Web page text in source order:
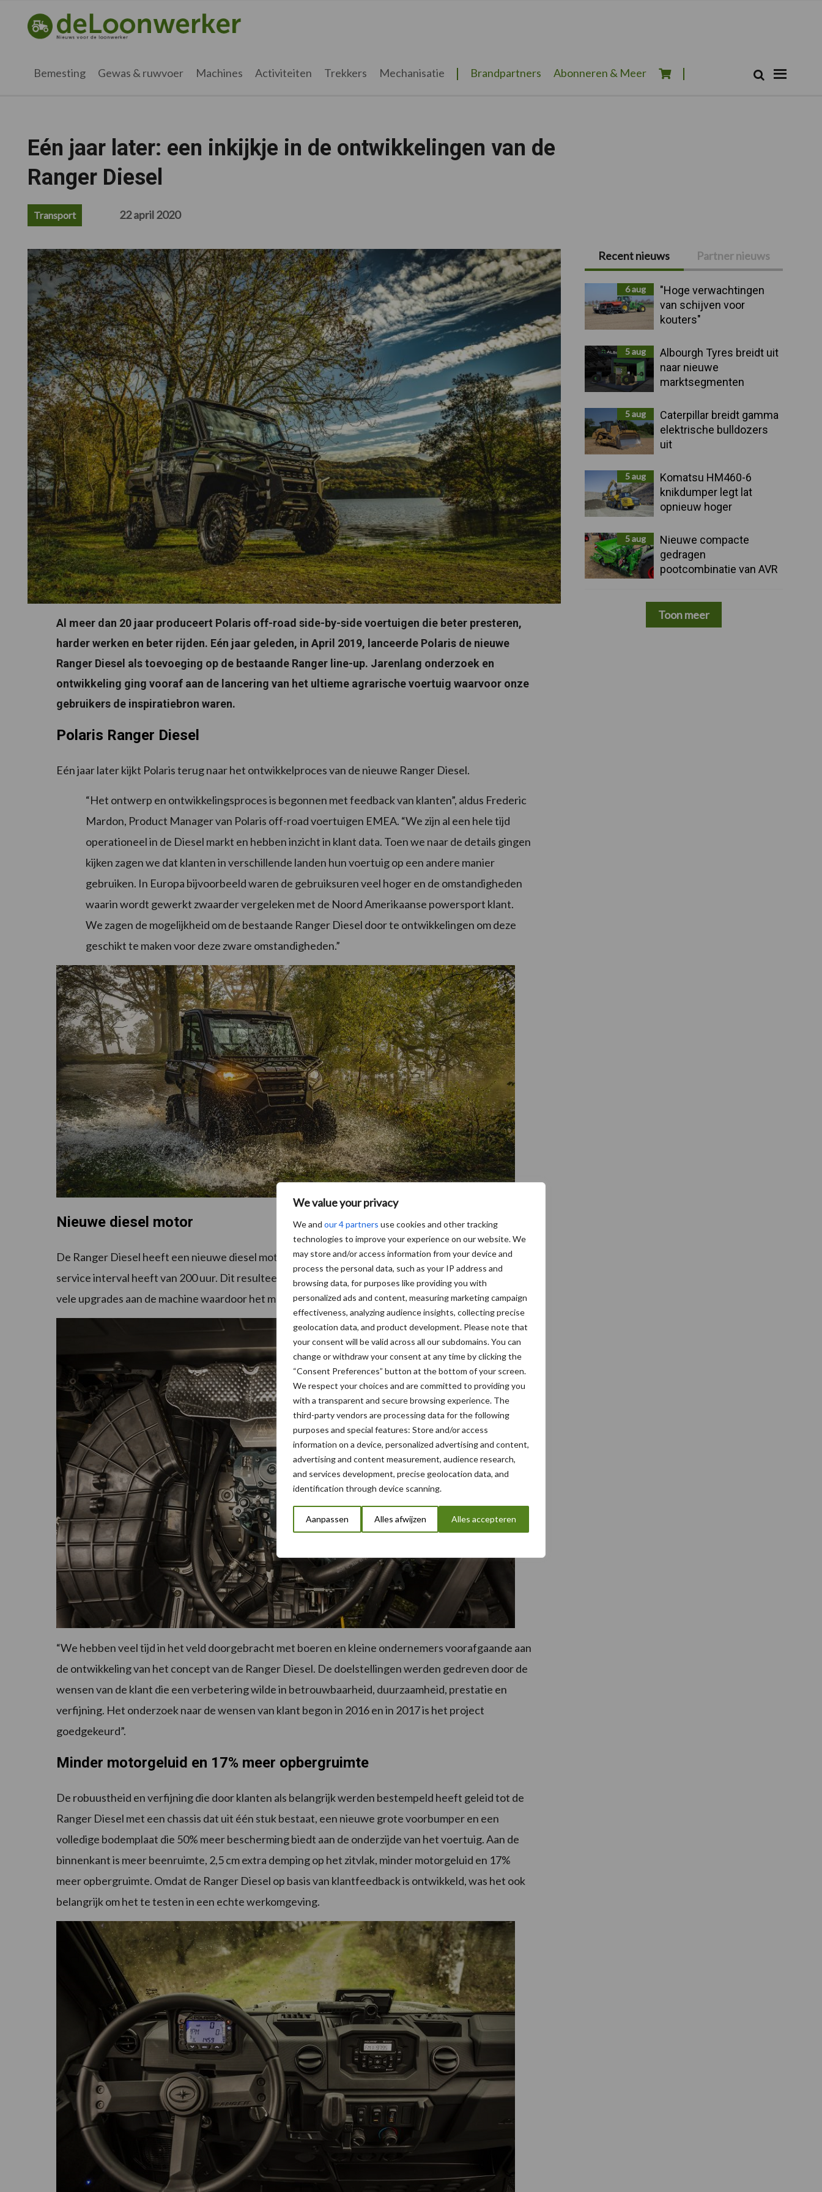
We value your privacy
We and our 4 partners use cookies and other tracking
technologies to improve your experience on our website. We
may store and/or access information from your device and
process the personal data, such as your IP address and
browsing data, for purposes like providing you with
personalized ads and content, measuring marketing campaign
effectiveness, analyzing audience insights, collecting precise
geolocation data, and product development. Please note that
your consent will be valid across all our subdomains. You can
change or withdraw your consent at any time by clicking the
“Consent Preferences” button at the bottom of your screen.
We respect your choices and are committed to providing you
with a transparent and secure browsing experience. The
third-party vendors are processing data for the following
purposes and special features: Store and/or access
information on a device, personalized advertising and content,
advertising and content measurement, audience research,
and services development, precise geolocation data, and
identification through device scanning.
Aanpassen Alles afwijzen Alles accepteren
hoofdnavigatie
hoofd
eerste
voettekst
deloonwerker.nl
Bemesting Gewas & ruwvoer Machines Activiteiten Trekkers Mechanisatie Brandpartners Abonneren & Meer Zoek
Eén jaar later: een inkijkje in de ontwikkelingen van de
Ranger Diesel
Transport 22 april 2020
Al meer dan 20 jaar produceert Polaris off-road side-by-side voertuigen die beter presteren,
harder werken en beter rijden. Eén jaar geleden, in April 2019, lanceerde Polaris de nieuwe
Ranger Diesel als toevoeging op de bestaande Ranger line-up. Jarenlang onderzoek en
ontwikkeling ging vooraf aan de lancering van het ultieme agrarische voertuig waarvoor onze
gebruikers de inspiratiebron waren.
Polaris Ranger Diesel
Eén jaar later kijkt Polaris terug naar het ontwikkelproces van de nieuwe Ranger Diesel.
“Het ontwerp en ontwikkelingsproces is begonnen met feedback van klanten”, aldus Frederic
Mardon, Product Manager van Polaris off-road voertuigen EMEA. “We zijn al een hele tijd
operationeel in de Diesel markt en hebben inzicht in klant data. Toen we naar de details gingen
kijken zagen we dat klanten in verschillende landen hun voertuig op een andere manier
gebruiken. In Europa bijvoorbeeld waren de gebruiksuren veel hoger en de omstandigheden
waarin wordt gewerkt zwaarder vergeleken met de Noord Amerikaanse powersport klant.
We zagen de mogelijkheid om de bestaande Ranger Diesel door te ontwikkelingen om deze
geschikt te maken voor deze zware omstandigheden.”
Nieuwe diesel motor
De Ranger Diesel heeft een nieuwe diesel motor die extreme duurzaam en krachtiger is en een
service interval heeft van 200 uur. Dit resulteert in lagere kosten voor de eigenaar. Dit is één van de
vele upgrades aan de machine waardoor het meer geschikt werd voor de internationale markt.
“We hebben veel tijd in het veld doorgebracht met boeren en kleine ondernemers voorafgaande aan
de ontwikkeling van het concept van de Ranger Diesel. De doelstellingen werden gedreven door de
wensen van de klant die een verbetering wilde in betrouwbaarheid, duurzaamheid, prestatie en
verfijning. Het onderzoek naar de wensen van klant begon in 2016 en in 2017 is het project
goedgekeurd”.
Minder motorgeluid en 17% meer opbergruimte
De robuustheid en verfijning die door klanten als belangrijk werden bestempeld heeft geleid tot de
Ranger Diesel met een chassis dat uit één stuk bestaat, een nieuwe grote voorbumper en een
volledige bodemplaat die 50% meer bescherming biedt aan de onderzijde van het voertuig. Aan de
binnenkant is meer beenruimte, 2,5 cm extra demping op het zitvlak, minder motorgeluid en 17%
meer opbergruimte. Omdat de Ranger Diesel op basis van klantfeedback is ontwikkeld, was het ook
belangrijk om het te testen in een echte werkomgeving.
Primaire
Sidebar
Recent nieuws Partner nieuws
6 aug
"Hoge verwachtingen
van schijven voor
kouters"
5 aug
Albourgh Tyres breidt uit
naar nieuwe
marktsegmenten
5 aug
Caterpillar breidt gamma
elektrische bulldozers
uit
5 aug
Komatsu HM460-6
knikdumper legt lat
opnieuw hoger
5 aug
Nieuwe compacte
gedragen
pootcombinatie van AVR
Toon meer